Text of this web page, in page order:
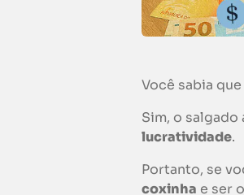
Você sabia
Sim, o salgado
lucratividade.
Portanto, se
coxinha e ser